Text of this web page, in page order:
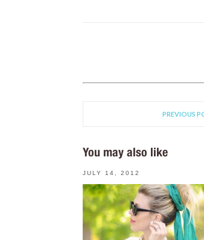
PREVIOUS
You may also like
JULY 14, 2012